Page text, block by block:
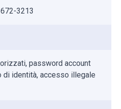
3213
password account
di identità, accesso illegale